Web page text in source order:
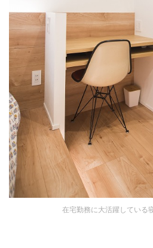
在宅勤務に大活躍している